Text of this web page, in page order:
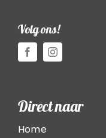
Volg ons!
Direct naar
Home